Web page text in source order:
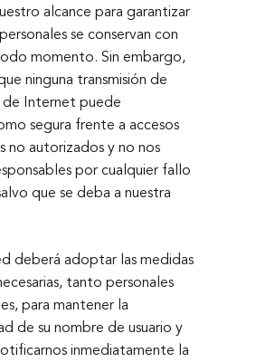
alcance para garantizar
se conservan con
momento. Sin embargo,
ninguna transmisión de
Internet puede
segura frente a accesos
no autorizados y no nos
por cualquier fallo
que se deba a nuestra
deberá adoptar las medidas
tanto personales
para mantener la
de su nombre de usuario y
inmediatamente la